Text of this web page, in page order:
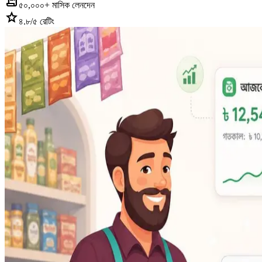
৫০,০০০+ মাসিক লেনদেন
star৪.৮/৫ রেটিং